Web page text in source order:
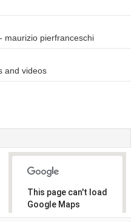
maurizio pierfranceschi
and videos
This page can't load
Google Maps
correctly.